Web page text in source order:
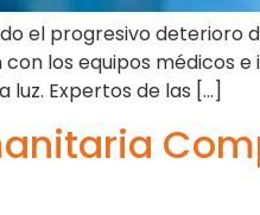
el progresivo deterioro
los equipos médicos
luz. Expertos de las […]